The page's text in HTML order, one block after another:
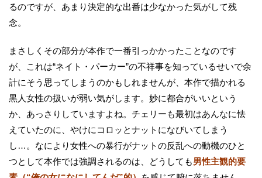
るのですが、あまり決定的な出番は少なかった気がして残
念。
まさしくその部分が本作で一番引っかかったことなのです
が、これは“ネイト・パーカー”の不祥事を知っているせいで余
計にそう思ってしまうのかもしれませんが、本作で描かれる
黒人女性の扱いが弱い気がします。妙に都合がいいという
か、あっさりしていますよね。チェリーも最初はあんなに怯
えていたのに、やけにコロッとナットになびいてしまう
し…。なにより女性への暴行がナットの反乱への動機のひと
つとして本作では強調されるのは、どうしても男性主観的要